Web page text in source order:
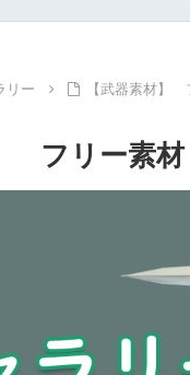
リー 【武器素材
】 フリー